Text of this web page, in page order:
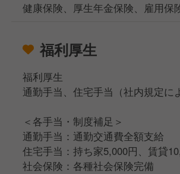
健康保険、厚生年金保険、雇用保
福利厚生
福利厚生
通勤手当、住宅手当（社内規定に
＜各手当・制度補足＞
通勤手当：通勤交通費全額支給
住宅手当：持ち家5,000円、賃貸
社会保険：各種社会保険完備